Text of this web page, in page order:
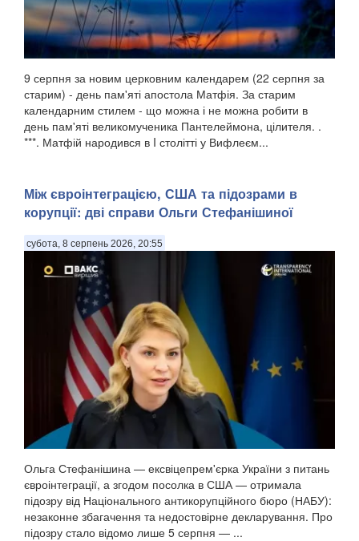
9 серпня за новим церковним календарем (22 серпня за
старим) - день пам'яті апостола Матфія. За старим
календарним стилем - що можна і не можна робити в
день пам'яті великомученика Пантелеймона, цілителя. .
***. Матфій народився в I столітті у Вифлеєм...
Між євроінтеграцією, США та підозрами в
корупції: дві справи Ольги Стефанішиної
субота, 8 серпень 2026, 20:55
Ольга Стефанішина — ексвіцепрем'єрка України з питань
євроінтеграції, а згодом посолка в США — отримала
підозру від Національного антикорупційного бюро (НАБУ):
незаконне збагачення та недостовірне декларування. Про
підозру стало відомо лише 5 серпня — ...